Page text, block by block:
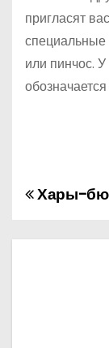
пригласят
специальные
или пинчос.
Н
а
Хары-